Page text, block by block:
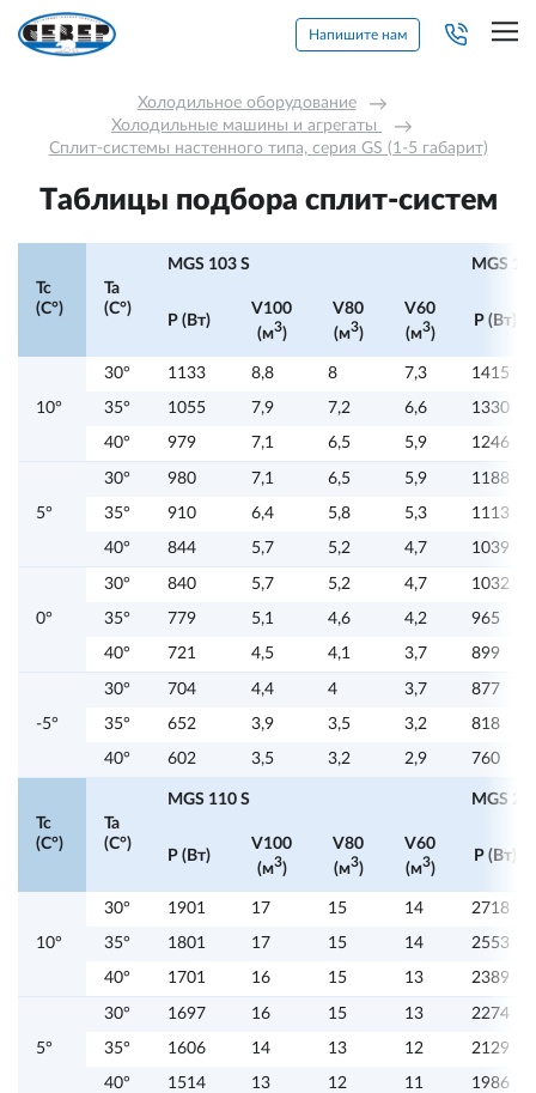
Напишите нам
Холодильное оборудование →
Холодильные машины и агрегаты →
Сплит-системы настенного типа, серия GS (1-5 габарит)
Таблицы подбора сплит-систем
Tc
(C°)
Ta
(C°)
MGS 103 S MGS
P (Вт)
V100
(м3)
V80
(м3)
V60
(м3)
P (Вт)
10°
30° 1133 8,8 8 7,3 1415
35° 1055 7,9 7,2 6,6 1330
40° 979 7,1 6,5 5,9 1246
5°
30° 980 7,1 6,5 5,9 1188
35° 910 6,4 5,8 5,3 1113
40° 844 5,7 5,2 4,7 1039
0°
30° 840 5,7 5,2 4,7 1032
35° 779 5,1 4,6 4,2 965
40° 721 4,5 4,1 3,7 899
-5°
30° 704 4,4 4 3,7 877
35° 652 3,9 3,5 3,2 818
40° 602 3,5 3,2 2,9 760
Tc
(C°)
Ta
(C°)
MGS 110 S MGS
P (Вт)
V100
(м3)
V80
(м3)
V60
(м3)
P (Вт)
10°
30° 1901 17 15 14 2718
35° 1801 17 15 14 2553
40° 1701 16 15 13 2389
5°
30° 1697 16 15 13 2274
35° 1606 14 13 12 2129
40° 1514 13 12 11 1986